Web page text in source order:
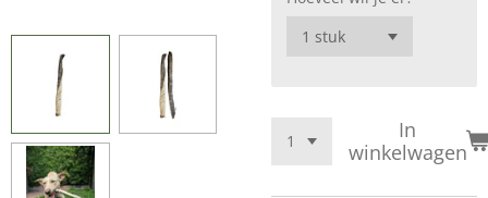
In
winkelwagen